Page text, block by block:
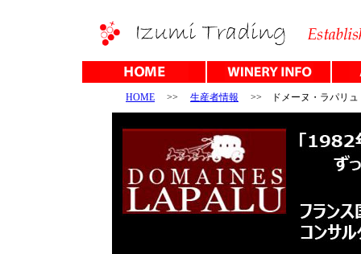
HOME >> 生産者情報 >> ドメーヌ・ラパリュ